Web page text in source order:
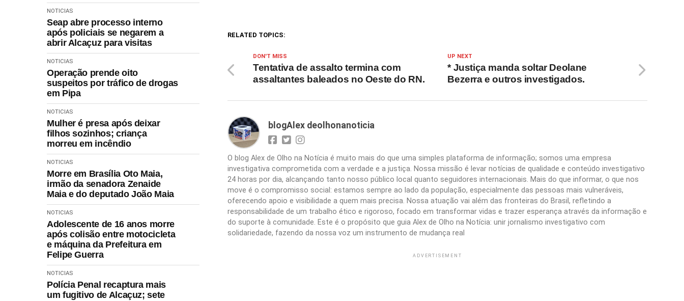
NOTICIAS
Seap abre processo interno
após policiais se negarem a
abrir Alcaçuz para visitas
NOTICIAS
Operação prende oito
suspeitos por tráfico de drogas
em Pipa
NOTICIAS
Mulher é presa após deixar
filhos sozinhos; criança
morreu em incêndio
NOTICIAS
Morre em Brasília Oto Maia,
irmão da senadora Zenaide
Maia e do deputado João Maia
NOTICIAS
Adolescente de 16 anos morre
após colisão entre motocicleta
e máquina da Prefeitura em
Felipe Guerra
NOTICIAS
Polícia Penal recaptura mais
um fugitivo de Alcaçuz; sete
RELATED TOPICS:
UP NEXT
* Justiça manda soltar Deolane
Bezerra e outros investigados.
DON'T MISS
Tentativa de assalto termina com
assaltantes baleados no Oeste do RN.
blogAlex deolhonanoticia
O blog Alex de Olho na Notícia é muito mais do que uma simples plataforma de informação; somos uma empresa
investigativa comprometida com a verdade e a justiça. Nossa missão é levar notícias de qualidade e conteúdo investigativo
24 horas por dia, alcançando tanto nosso público local quanto seguidores internacionais. Mais do que informar, o que nos
move é o compromisso social: estamos sempre ao lado da população, especialmente das pessoas mais vulneráveis,
oferecendo apoio e visibilidade a quem mais precisa. Nossa atuação vai além das fronteiras do Brasil, refletindo a
responsabilidade de um trabalho ético e rigoroso, focado em transformar vidas e trazer esperança através da informação e
do suporte à comunidade. Este é o propósito que guia Alex de Olho na Notícia: unir jornalismo investigativo com
solidariedade, fazendo da nossa voz um instrumento de mudança real
ADVERTISEMENT